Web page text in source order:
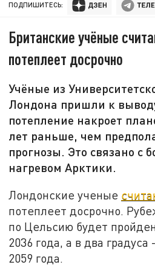
ПОДПИШИТЕСЬ:
Британские учёные
потеплеет досрочно
Учёные из
Лондона пришли к
потепление накроет
лет раньше, чем
прогнозы. Это связано с
нагревом Арктики.
Лондонские ученые
потеплеет досрочно.
по Цельсию будет
2036 года, а в два градуса
2059 года.